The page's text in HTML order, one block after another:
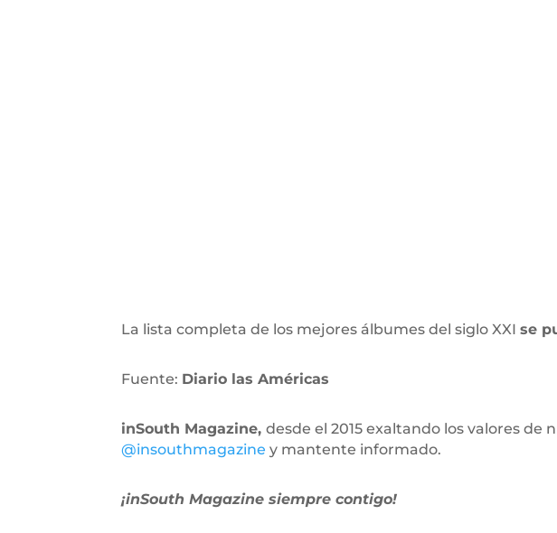
La lista completa de los mejores álbumes del siglo XXIse
Fuente: Diario las Américas
inSouth Magazine,desde el 2015 exaltando los valores
@insouthmagazine y mantente informado.
¡inSouth Magazine siempre contigo!